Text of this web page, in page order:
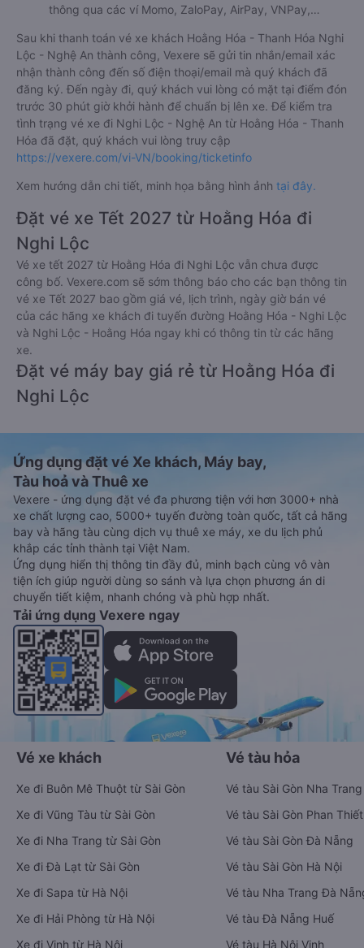
thông qua các ví Momo, ZaloPay, AirPay, VNPay,…
Sau khi thanh toán vé xe khách Hoằng Hóa - Thanh Hóa Nghi
Lộc - Nghệ An thành công, Vexere sẽ gửi tin nhắn/email xác
nhận thành công đến số điện thoại/email mà quý khách đã
đăng ký. Đến ngày đi, quý khách vui lòng có mặt tại điểm đón
trước 30 phút giờ khởi hành để chuẩn bị lên xe. Để kiểm tra
tình trạng vé xe đi Nghi Lộc - Nghệ An từ Hoằng Hóa - Thanh
Hóa đã đặt, quý khách vui lòng truy cập
https://vexere.com/vi-VN/booking/ticketinfo
Xem hướng dẫn chi tiết, minh họa bằng hình ảnh tại đây.
Đặt vé xe Tết 2027 từ Hoằng Hóa đi
Nghi Lộc
Vé xe tết 2027 từ Hoằng Hóa đi Nghi Lộc vẫn chưa được
công bố. Vexere.com sẽ sớm thông báo cho các bạn thông tin
vé xe Tết 2027 bao gồm giá vé, lịch trình, ngày giờ bán vé
của các hãng xe khách đi tuyến đường Hoằng Hóa - Nghi Lộc
và Nghi Lộc - Hoằng Hóa ngay khi có thông tin từ các hãng
xe.
Đặt vé máy bay giá rẻ từ Hoằng Hóa đi
Nghi Lộc
Ứng dụng đặt vé Xe khách, Máy bay,
Tàu hoả và Thuê xe
Vexere - ứng dụng đặt vé đa phương tiện với hơn 3000+ nhà
xe chất lượng cao, 5000+ tuyến đường toàn quốc, tất cả hãng
bay và hãng tàu cùng dịch vụ thuê xe máy, xe du lịch phủ
khắp các tỉnh thành tại Việt Nam.
Ứng dụng hiển thị thông tin đầy đủ, minh bạch cùng vô vàn
tiện ích giúp người dùng so sánh và lựa chọn phương án di
chuyển tiết kiệm, nhanh chóng và phù hợp nhất.
Tải ứng dụng Vexere ngay
Vé xe khách
Xe đi Buôn Mê Thuột từ Sài Gòn
Xe đi Vũng Tàu từ Sài Gòn
Xe đi Nha Trang từ Sài Gòn
Xe đi Đà Lạt từ Sài Gòn
Xe đi Sapa từ Hà Nội
Xe đi Hải Phòng từ Hà Nội
Xe đi Vinh từ Hà Nội
Vé tàu hỏa
Vé tàu Sài Gòn Nha Trang
Vé tàu Sài Gòn Phan Thiết
Vé tàu Sài Gòn Đà Nẵng
Vé tàu Sài Gòn Hà Nội
Vé tàu Nha Trang Đà
Vé tàu Đà Nẵng Huế
Vé tàu Hà Nội Vinh